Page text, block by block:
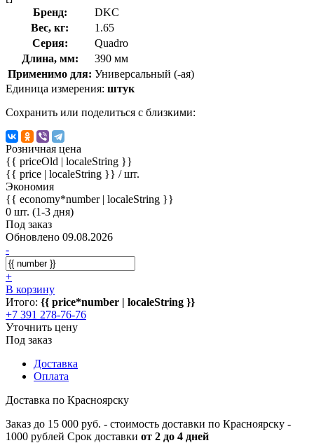
Бренд:
DKC
Вес, кг:
1.65
Серия:
Quadro
Длина, мм:
390 мм
Применимо для: Универсальный (-ая)
Единица измерения: штук
Сохранить или поделиться с близкими:
Розничная цена
{{ priceOld | localeString }}
{{ price | localeString }} / шт.
Экономия
{{ economy*number | localeString }}
0 шт. (1-3 дня)
Под заказ
Обновлено 09.08.2026
-
+
В корзину
Итого: {{ price*number | localeString }}
+7 391 278-76-76
Уточнить цену
Под заказ
Доставка
Оплата
Доставка по Красноярску
Заказ до 15 000 руб. - стоимость доставки по Красноярску -
1000 рублей Срок доставки от 2 до 4 дней